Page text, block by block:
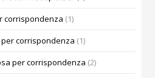
corrispondenza (1)
corrispondenza (1)
per corrispondenza (2)